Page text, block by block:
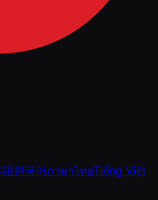
語한국어ภาษาไทยTiếng Việt